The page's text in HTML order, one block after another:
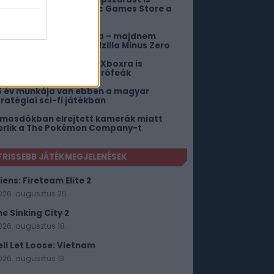
neked az Epic Games Store a
nem siet sehova – majdnem
lesz a Godzilla Minus Zero
a maximalistáknak! Xboxra is
a platina trófeák
év munkája van ebben a magyar
sci-fi játékban
elrejtett kamerák miatt
a The Pokémon Company-t
JÁTÉKMEGJELENÉSEK
Fireteam Elite 2
augusztus 25.
Sinking City 2
augusztus 18.
Let Loose: Vietnam
augusztus 13.